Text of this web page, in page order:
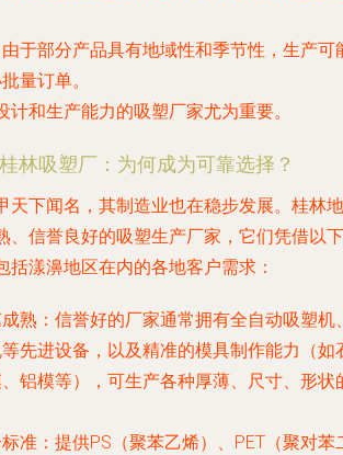
由于部分产品具有地域性和季节性，生产可
量订单。
和生产能力的吸塑厂家尤为重要。
林吸塑厂：为何成为可靠选择？
天下闻名，其制造业也在稳步发展。桂林地
、信誉良好的吸塑生产厂家，它们凭借以下
括漾濞地区在内的各地客户需求：
熟 ：信誉好的厂家通常拥有全自动吸塑机
先进设备，以及精准的模具制作能力（如
铝模等），可生产各种厚薄、尺寸、形状
准 ：提供PS（聚苯乙烯）、PET（聚对苯